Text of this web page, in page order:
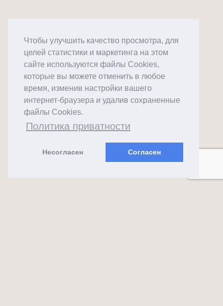
Чтобы улучшить качество просмотра, для
целей статистики и маркетинга на этом
сайте используются файлы Cookies,
которые вы можете отменить в любое
время, изменив настройки вашего
интернет-браузера и удалив сохраненные
файлы Cookies.
Политика приватности
Несогласен Согласен